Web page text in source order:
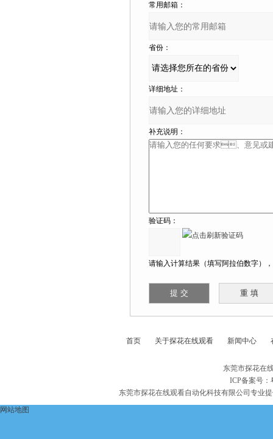
常用邮箱：
省份：
详细地址：
补充说明：
验证码：
请输入计算结果（填写阿拉伯数字），
首页 关于探花在线观看 新闻中心
东莞市探花在
ICP备案号：
东莞市探花在线观看自动化科技有限公司专业
网站地图